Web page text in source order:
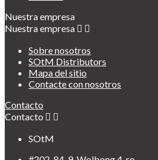
Nuestra empresa
Nuestra empresa  
Sobre nosotros
SOtM Distributors
Mapa del sitio
Contacte con nosotros
Contacto
Contacto  
SOtM